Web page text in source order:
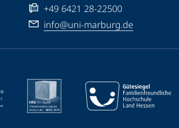
+49 6421 28-22500
info@uni-marburg.de